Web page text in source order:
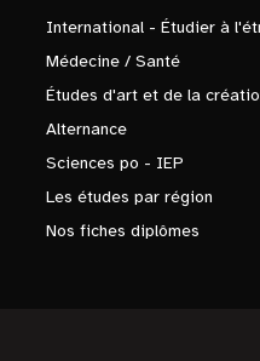
International - Étudier à
Médecine / Santé
Études d'art et de la
Alternance
Sciences po - IEP
Les études par région
Nos fiches diplômes